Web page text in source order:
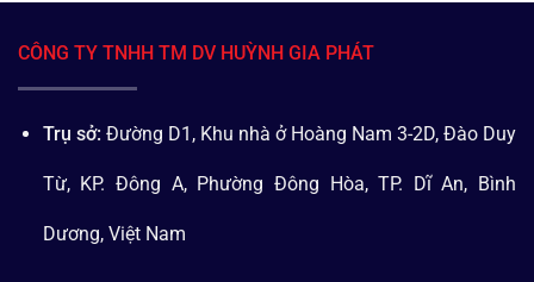
CÔNG TY TNHH TM DV HUỲNH GIA PHÁT
Trụ sở: Đường D1, Khu nhà ở Hoàng Nam 3-2D, Đào Duy
Từ, KP. Đông A, Phường Đông Hòa, TP. Dĩ An, Bình
Dương, Việt Nam